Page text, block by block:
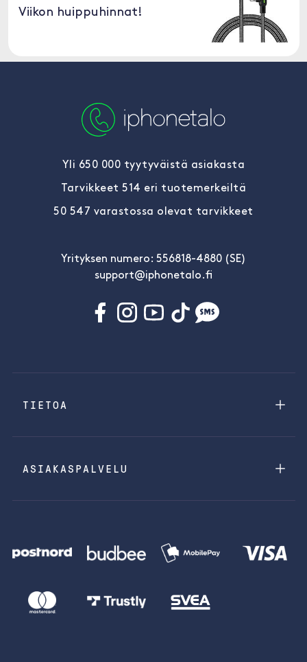
Viikon huippuhinnat!
Yli 650 000 tyytyväistä asiakasta
Tarvikkeet 514 eri tuotemerkeiltä
50 547 varastossa olevat tarvikkeet
Yrityksen numero: 556818-4880 (SE)
support@iphonetalo.fi
TIETOA
ASIAKASPALVELU